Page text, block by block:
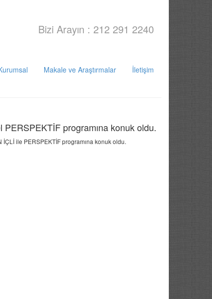
Bizi Arayın : 212 291 2240
Makale ve Araştırmalar İletişim
programına konuk oldu.
ile PERSPEKTİF programına konuk oldu.